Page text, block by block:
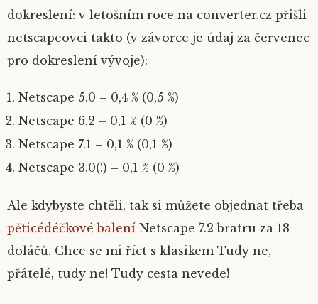
dokreslení: v letošním roce na converter.cz přišli
netscapeovci takto (v závorce je údaj za červenec
pro dokreslení vývoje):
Netscape 5.0 – 0,4 % (0,5 %)
Netscape 6.2 – 0,1 % (0 %)
Netscape 7.1 – 0,1 % (0,1 %)
Netscape 3.0(!) – 0,1 % (0 %)
Ale kdybyste chtěli, tak si můžete objednat třeba
pěticédéčkové balení Netscape 7.2 bratru za 18
doláčů. Chce se mi říct s klasikem Tudy ne,
přátelé, tudy ne! Tudy cesta nevede!